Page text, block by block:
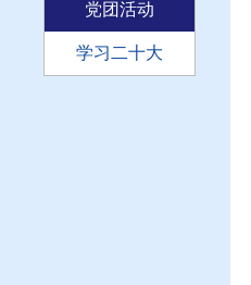
党团活动
学习二十大